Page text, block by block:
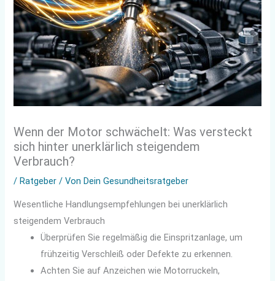
Wenn der Motor schwächelt: Was versteckt
sich hinter unerklärlich steigendem
Verbrauch?
/Ratgeber / VonDein Gesundheitsratgeber
Wesentliche Handlungsempfehlungen bei unerklärlich
steigendem Verbrauch
Überprüfen Sie regelmäßig die Einspritzanlage, um
frühzeitig Verschleiß oder Defekte zu erkennen.
Achten Sie auf Anzeichen wie Motorruckeln,